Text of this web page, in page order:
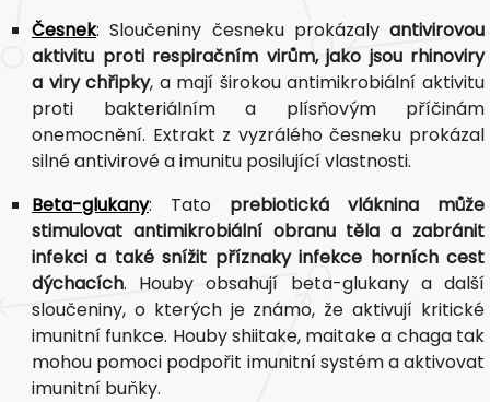
Česnek: Sloučeniny česneku prokázaly antivirovou
aktivitu proti respiračním virům, jako jsou rhinoviry
a viry chřipky, a mají širokou antimikrobiální aktivitu
proti bakteriálním a plísňovým příčinám
onemocnění. Extrakt z vyzrálého česneku prokázal
silné antivirové a imunitu posilující vlastnosti.
Beta-glukany: Tato prebiotická vláknina může
stimulovat antimikrobiální obranu těla a zabránit
infekci a také snížit příznaky infekce horních cest
dýchacích. Houby obsahují beta-glukany a další
sloučeniny, o kterých je známo, že aktivují kritické
imunitní funkce. Houby shiitake, maitake a chaga tak
mohou pomoci podpořit imunitní systém a aktivovat
imunitní buňky.